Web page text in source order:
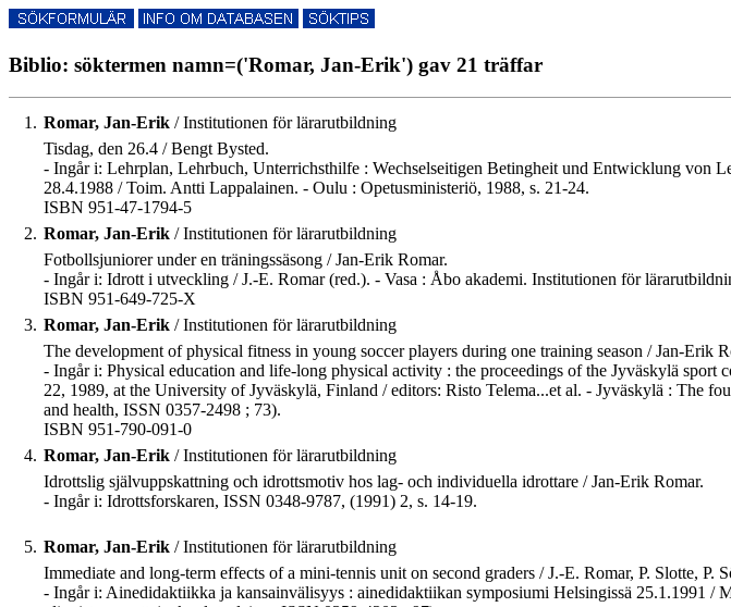
Biblio: söktermen namn=('Romar, Jan-Erik') gav 21 träffar
1. Romar, Jan-Erik / Institutionen för lärarutbildning
Tisdag, den 26.4 / Bengt Bysted.
- Ingår i: Lehrplan, Lehrbuch, Unterrichsthilfe : Wechselseitigen Betingheit und Entwicklung von
28.4.1988 / Toim. Antti Lappalainen. - Oulu : Opetusministeriö, 1988, s. 21-24.
ISBN 951-47-1794-5
2. Romar, Jan-Erik / Institutionen för lärarutbildning
Fotbollsjuniorer under en träningssäsong / Jan-Erik Romar.
- Ingår i: Idrott i utveckling / J.-E. Romar (red.). - Vasa : Åbo akademi. Institutionen för
ISBN 951-649-725-X
3. Romar, Jan-Erik / Institutionen för lärarutbildning
The development of physical fitness in young soccer players during one training season / Jan-Erik
- Ingår i: Physical education and life-long physical activity : the proceedings of the Jyväskylä
22, 1989, at the University of Jyväskylä, Finland / editors: Risto Telema...et al. - Jyväskylä : The
and health, ISSN 0357-2498 ; 73).
ISBN 951-790-091-0
4. Romar, Jan-Erik / Institutionen för lärarutbildning
Idrottslig självuppskattning och idrottsmotiv hos lag- och individuella idrottare / Jan-Erik Romar.
- Ingår i: Idrottsforskaren, ISSN 0348-9787, (1991) 2, s. 14-19.
5. Romar, Jan-Erik / Institutionen för lärarutbildning
Immediate and long-term effects of a mini-tennis unit on second graders / J.-E. Romar, P. Slotte, P.
- Ingår i: Ainedidaktiikka ja kansainvälisyys : ainedidaktiikan symposiumi Helsingissä 25.1.1991